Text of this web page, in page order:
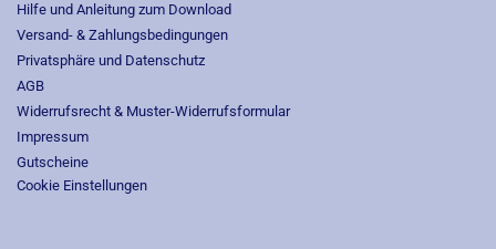
Hilfe und Anleitung zum Download
Versand- & Zahlungsbedingungen
Privatsphäre und Datenschutz
AGB
Widerrufsrecht & Muster-Widerrufsformular
Impressum
Gutscheine
Cookie Einstellungen